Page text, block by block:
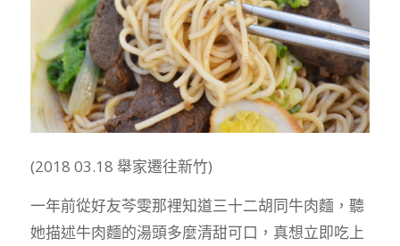
(2018 03.18 舉家遷往新竹)
一年前從好友芩雯那裡知道三十二胡同牛肉麵，聽
她描述牛肉麵的湯頭多麼清甜可口，真想立即吃上